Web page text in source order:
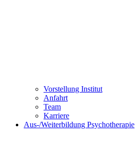
Vorstellung Institut
Anfahrt
Team
Karriere
Aus-/Weiterbildung Psychotherapie